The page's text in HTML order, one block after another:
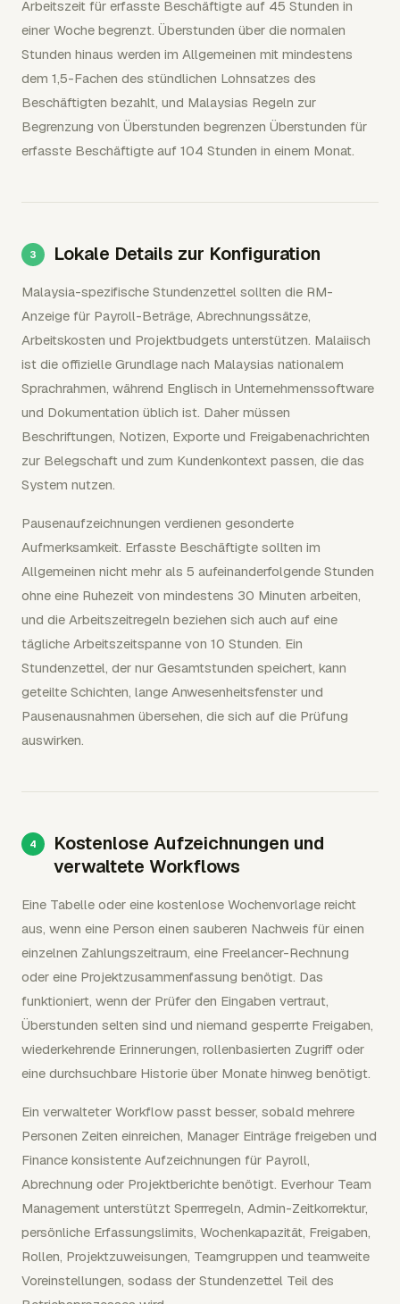
Arbeitszeit für erfasste Beschäftigte auf 45 Stunden in
einer Woche begrenzt. Überstunden über die normalen
Stunden hinaus werden im Allgemeinen mit mindestens
dem 1,5-Fachen des stündlichen Lohnsatzes des
Beschäftigten bezahlt, und Malaysias Regeln zur
Begrenzung von Überstunden begrenzen Überstunden für
erfasste Beschäftigte auf 104 Stunden in einem Monat.
Lokale Details zur Konfiguration
Malaysia-spezifische Stundenzettel sollten die RM-
Anzeige für Payroll-Beträge, Abrechnungssätze,
Arbeitskosten und Projektbudgets unterstützen. Malaiisch
ist die offizielle Grundlage nach Malaysias nationalem
Sprachrahmen, während Englisch in Unternehmenssoftware
und Dokumentation üblich ist. Daher müssen
Beschriftungen, Notizen, Exporte und Freigabenachrichten
zur Belegschaft und zum Kundenkontext passen, die das
System nutzen.
Pausenaufzeichnungen verdienen gesonderte
Aufmerksamkeit. Erfasste Beschäftigte sollten im
Allgemeinen nicht mehr als 5 aufeinanderfolgende Stunden
ohne eine Ruhezeit von mindestens 30 Minuten arbeiten,
und die Arbeitszeitregeln beziehen sich auch auf eine
tägliche Arbeitszeitspanne von 10 Stunden. Ein
Stundenzettel, der nur Gesamtstunden speichert, kann
geteilte Schichten, lange Anwesenheitsfenster und
Pausenausnahmen übersehen, die sich auf die Prüfung
auswirken.
Kostenlose Aufzeichnungen und
verwaltete Workflows
Eine Tabelle oder eine kostenlose Wochenvorlage reicht
aus, wenn eine Person einen sauberen Nachweis für einen
einzelnen Zahlungszeitraum, eine Freelancer-Rechnung
oder eine Projektzusammenfassung benötigt. Das
funktioniert, wenn der Prüfer den Eingaben vertraut,
Überstunden selten sind und niemand gesperrte Freigaben,
wiederkehrende Erinnerungen, rollenbasierten Zugriff oder
eine durchsuchbare Historie über Monate hinweg benötigt.
Ein verwalteter Workflow passt besser, sobald mehrere
Personen Zeiten einreichen, Manager Einträge freigeben und
Finance konsistente Aufzeichnungen für Payroll,
Abrechnung oder Projektberichte benötigt. Everhour Team
Management unterstützt Sperrregeln, Admin-Zeitkorrektur,
persönliche Erfassungslimits, Wochenkapazität, Freigaben,
Rollen, Projektzuweisungen, Teamgruppen und teamweite
Voreinstellungen, sodass der Stundenzettel Teil des